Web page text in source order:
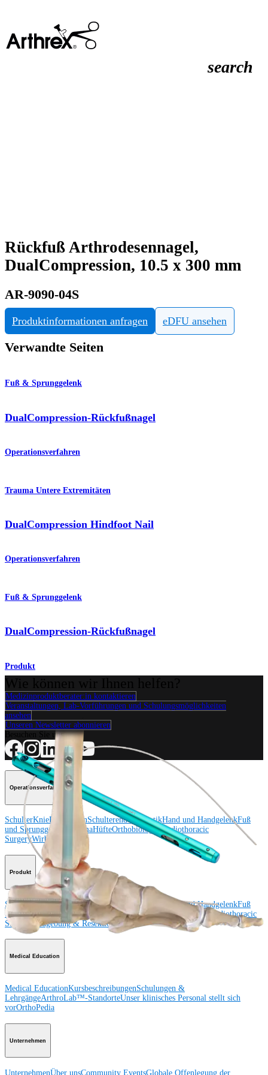
search
Rückfuß Arthrodesennagel,
DualCompression, 10.5 x 300 mm
AR-9090-04S
Produktinformationen anfragen eDFU ansehen
Verwandte Seiten
Fuß & Sprunggelenk
DualCompression-Rückfußnagel
Operationsverfahren
Trauma Untere Extremitäten
DualCompression Hindfoot Nail
Operationsverfahren
Fuß & Sprunggelenk
DualCompression-Rückfußnagel
Produkt
Medizinproduktberater:in kontaktieren
Veranstaltungen, Lab-Vorführungen und Schulungsmöglichkeiten
ansehen
Unseren Newsletter abonnieren
Besuchen Sie uns
Operationsverfahren
SchulterKnieEllenbogenSchulterendoprothetikHand und HandgelenkFuß
und Sprunggelenk
TraumaHüfteOrthobiologieCardiothoracic
SurgeryWirbelsäule
Produkt
SchulterKnieEllenbogenSchulterendoprothetik Hand und HandgelenkFuß
und Sprunggelenk
Hüfte OrthobiologieHerz-ThoraxchirurgieCardiothoracic
Surgery
Bildgebung & Resektion
Medical Education
Medical EducationKursbeschreibungenSchulungen &
LehrgängeArthroLab™-StandorteUnser klinisches Personal stellt sich
vorOrthoPedia
Unternehmen
UnternehmenÜber unsCommunity EventsGlobale Offenlegung der